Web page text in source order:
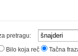
pretragu:
Bilo koja reč
Tačna